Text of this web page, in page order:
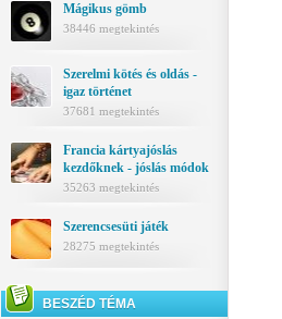
Mágikus gömb
38446 megtekintés
Szerelmi kötés és oldás -
igaz történet
37681 megtekintés
Francia kártyajóslás
kezdőknek - jóslás módok
35263 megtekintés
Szerencsesüti játék
28275 megtekintés
BESZÉD TÉMA